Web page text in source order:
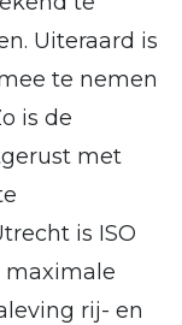
Uiteraard is
te nemen
is de
met
is ISO
maximale
rij- en